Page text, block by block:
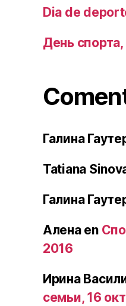
Dia de
День
Галина
Tatiana
Галина
Аленаen
2016
Ирина
семьи, 16